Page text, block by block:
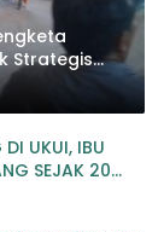
Strategis
UKUI, IBU
SEJAK 20